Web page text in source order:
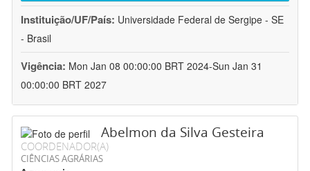
Instituição/UF/País: Universidade Federal de Sergipe - SE
- Brasil
Vigência: Mon Jan 08 00:00:00 BRT 2024-Sun Jan 31
00:00:00 BRT 2027
Abelmon da Silva Gesteira
COORDENADOR(A)
CIÊNCIAS AGRÁRIAS